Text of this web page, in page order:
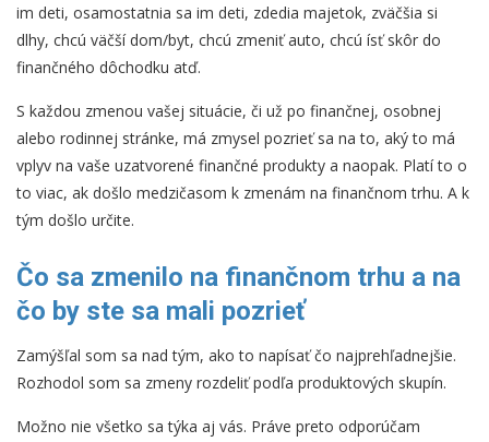
im deti, osamostatnia sa im deti, zdedia majetok, zväčšia si
dlhy, chcú väčší dom/byt, chcú zmeniť auto, chcú ísť skôr do
finančného dôchodku atď.
S každou zmenou vašej situácie, či už po finančnej, osobnej
alebo rodinnej stránke, má zmysel pozrieť sa na to, aký to má
vplyv na vaše uzatvorené finančné produkty a naopak. Platí to o
to viac, ak došlo medzičasom k zmenám na finančnom trhu. A k
tým došlo určite.
Čo sa zmenilo na finančnom trhu a na
čo by ste sa mali pozrieť
Zamýšľal som sa nad tým, ako to napísať čo najprehľadnejšie.
Rozhodol som sa zmeny rozdeliť podľa produktových skupín.
Možno nie všetko sa týka aj vás. Práve preto odporúčam